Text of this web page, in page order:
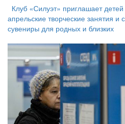
Клуб «Силуэт» приглашает
апрельские творческие занятия и
сувениры для родных и близких